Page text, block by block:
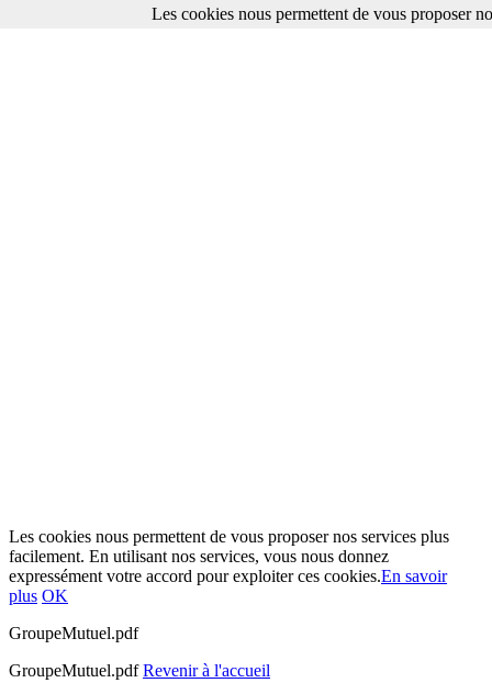
Les cookies nous permettent de vous proposer nos services plus
facilement. En utilisant nos services, vous nous donnez
expressément votre accord pour exploiter ces cookies.En savoir
plus OK
GroupeMutuel.pdf
GroupeMutuel.pdfRevenir à l'accueil
Les cookies nous permettent de vous proposer